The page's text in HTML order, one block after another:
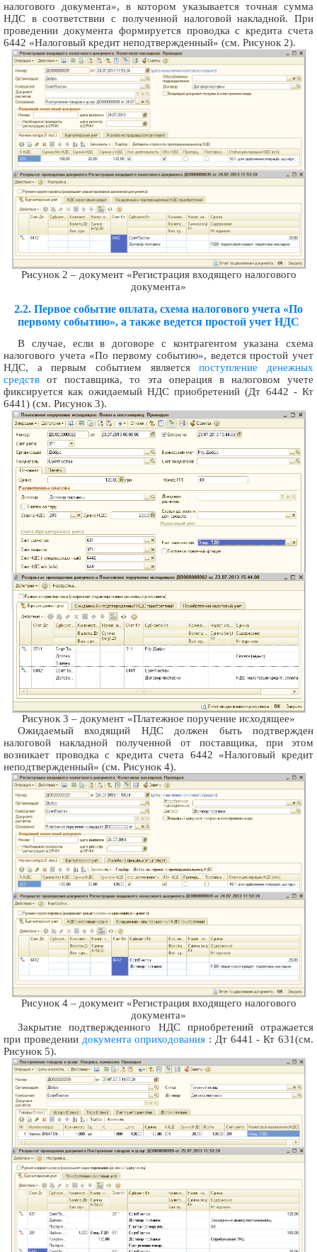
налогового документа», в котором указывается точная сумма
НДС в соответствии с полученной налоговой накладной. При
проведении документа формируется проводка с кредита счета
6442 «Налоговый кредит неподтвержденный» (см. Рисунок 2).
Рисунок 2 – документ «Регистрация входящего налогового
документа»
2.2. Первое событие оплата, схема налогового учета «По
первому событию», а также ведется простой учет НДС
В случае, если в договоре с контрагентом указана схема
налогового учета «По первому событию», ведется простой учет
НДС, а первым событием являетсяпоступление денежных
средств от поставщика, то эта операция в налоговом учете
фиксируется как ожидаемый НДС приобретений (Дт 6442 - Кт
6441) (см. Рисунок 3).
Рисунок 3 – документ «Платежное поручение исходящее»
Ожидаемый входящий НДС должен быть подтвержден
налоговой накладной полученной от поставщика, при этом
возникает проводка с кредита счета 6442 «Налоговый кредит
неподтвержденный» (см. Рисунок 4).
Рисунок 4 – документ «Регистрация входящего налогового
документа»
Закрытие подтвержденного НДС приобретений отражается
при проведении документа оприходования : Дт 6441 - Кт 631(см.
Рисунок 5).